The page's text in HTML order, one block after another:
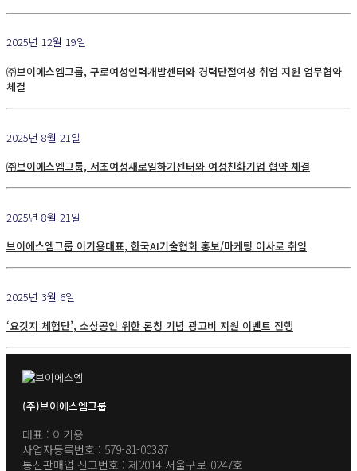
2025년 12월 19일
㈜브이에스엠그룹, 구로여성인력개발센터와 경력단절여성 취업 지원 업무협약
체결
2025년 8월 21일
㈜브이에스엠그룹, 서초여성새로일하기센터와 여성친화기업 협약 체결
2025년 8월 21일
브이에스엠그룹 이기용대표, 한국AI기술협회 홍보/마케팅 이사로 취임
2025년 3월 6일
‘요깃지 체험단’, 소상공인 위한 론칭 기념 광고비 지원 이벤트 진행
(주)브이에스엠그룹
대표 : 이기용
사업자등록번호 : 579-81-00387
통신판매업 신고번호 : 제2014-서울구로-0247호